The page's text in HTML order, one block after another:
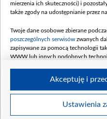
mierzenia ich skuteczności) i
także zgody na udostępnianie przez
Twoje dane osobowe zbierane
poszczególnych serwisów zwanych
zapisywane za pomocą technologii
WWW lub innych podobnych
Twoje dane osobowe zbierane
Ustawienia
Akceptuję i